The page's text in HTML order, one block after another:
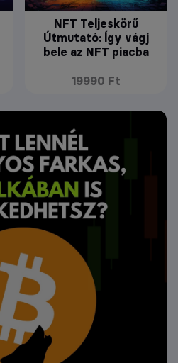
NFT Teljeskörű
Útmutató: Így vágj
bele az NFT piacba
19990 Ft